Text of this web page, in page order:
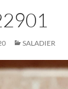
SALADIER